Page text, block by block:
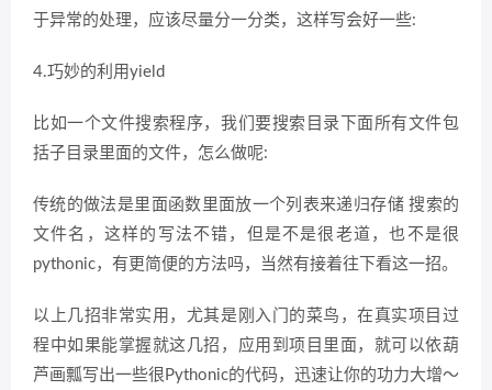
于异常的处理，应该尽量分一分类，这样写会好一些:
4.巧妙的利用yield
比如一个文件搜索程序，我们要搜索目录下面所有文件包
括子目录里面的文件，怎么做呢:
传统的做法是里面函数里面放一个列表来递归存储 搜索的
文件名，这样的写法不错，但是不是很老道，也不是很
pythonic，有更简便的方法吗，当然有接着往下看这一招。
以上几招非常实用，尤其是刚入门的菜鸟，在真实项目过
程中如果能掌握就这几招，应用到项目里面，就可以依葫
芦画瓢写出一些很Pythonic的代码，迅速让你的功力大增～